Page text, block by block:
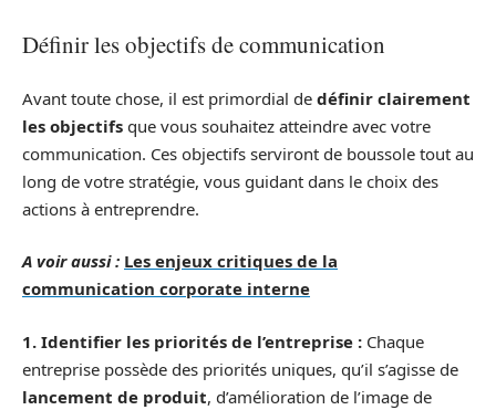
Définir les objectifs de communication
Avant toute chose, il est primordial de définir clairement
les objectifs que vous souhaitez atteindre avec votre
communication. Ces objectifs serviront de boussole tout au
long de votre stratégie, vous guidant dans le choix des
actions à entreprendre.
A voir aussi : Les enjeux critiques de la
communication corporate interne
1. Identifier les priorités de l’entreprise : Chaque
entreprise possède des priorités uniques, qu’il s’agisse de
lancement de produit, d’amélioration de l’image de